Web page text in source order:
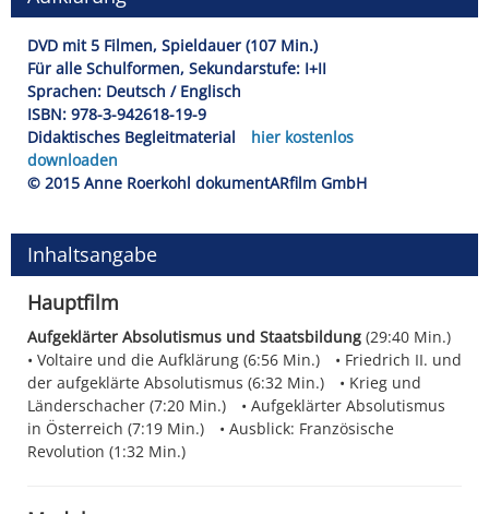
DVD mit 5 Filmen, Spieldauer (107 Min.)
Für alle Schulformen, Sekundarstufe: I+II
Sprachen: Deutsch / Englisch
ISBN: 978-3-942618-19-9
Didaktisches Begleitmaterial
hier kostenlos
downloaden
© 2015 Anne Roerkohl dokumentARfilm GmbH
Inhaltsangabe
Hauptfilm
Aufgeklärter Absolutismus und Staatsbildung (29:40 Min.)
Voltaire und die Aufklärung (6:56 Min.)
Friedrich II. und
der aufgeklärte Absolutismus (6:32 Min.)
Krieg und
Länderschacher (7:20 Min.)
Aufgeklärter Absolutismus
in Österreich (7:19 Min.)
Ausblick: Französische
Revolution (1:32 Min.)